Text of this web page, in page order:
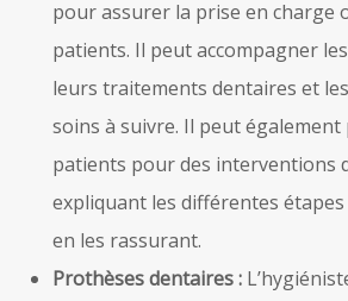
pour assurer la prise en charge
patients. Il peut accompagner
leurs traitements dentaires et
soins à suivre. Il peut
patients pour des interventions
expliquant les différentes
en les rassurant.
Prothèses dentaires :